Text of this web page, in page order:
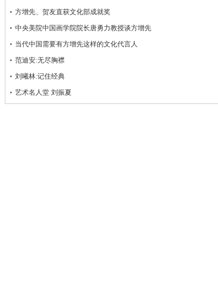
方增先、贺友直获文化部成就奖
中央美院中国画学院院长唐勇力教授谈方增先
当代中国需要有方增先这样的文化代言人
范迪安:无尽胸襟
刘曦林:记住经典
艺术名人堂 刘振夏